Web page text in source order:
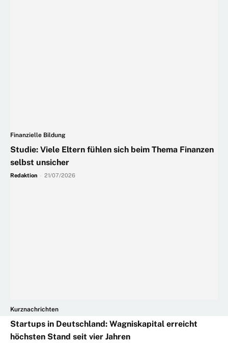
Finanzielle Bildung
Studie: Viele Eltern fühlen sich beim Thema Finanzen
selbst unsicher
Redaktion 21/07/2026
Kurznachrichten
Startups in Deutschland: Wagniskapital erreicht
höchsten Stand seit vier Jahren